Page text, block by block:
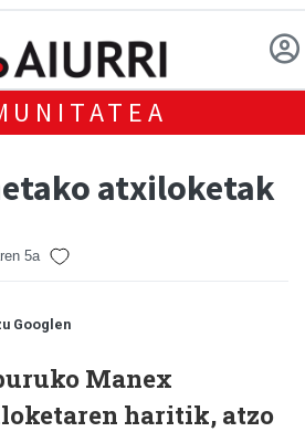
atxiloketak
5a
Googlen
Manex
haritik, atzo